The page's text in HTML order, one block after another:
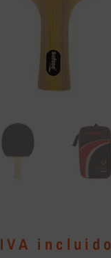
IVA incluido